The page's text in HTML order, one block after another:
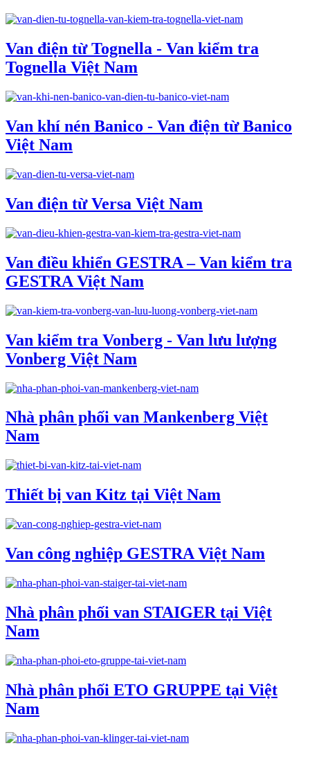
Van điện từ Tognella - Van kiểm tra
Tognella Việt Nam
Van khí nén Banico - Van điện từ Banico
Việt Nam
Van điện từ Versa Việt Nam
Van điều khiển GESTRA – Van kiểm tra
GESTRA Việt Nam
Van kiểm tra Vonberg - Van lưu lượng
Vonberg Việt Nam
Nhà phân phối van Mankenberg Việt
Nam
Thiết bị van Kitz tại Việt Nam
Van công nghiệp GESTRA Việt Nam
Nhà phân phối van STAIGER tại Việt
Nam
Nhà phân phối ETO GRUPPE tại Việt
Nam